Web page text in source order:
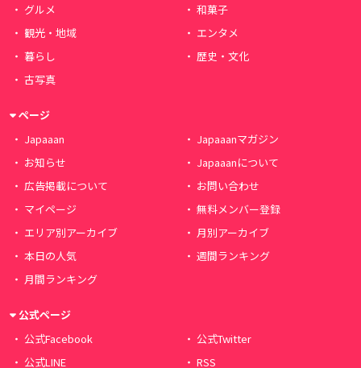
グルメ
和菓子
観光・地域
エンタメ
暮らし
歴史・文化
古写真
ページ
Japaaan
Japaaanマガジン
お知らせ
Japaaanについて
広告掲載について
お問い合わせ
マイページ
無料メンバー登録
エリア別アーカイブ
月別アーカイブ
本日の人気
週間ランキング
月間ランキング
公式ページ
公式Facebook
公式Twitter
公式LINE
RSS